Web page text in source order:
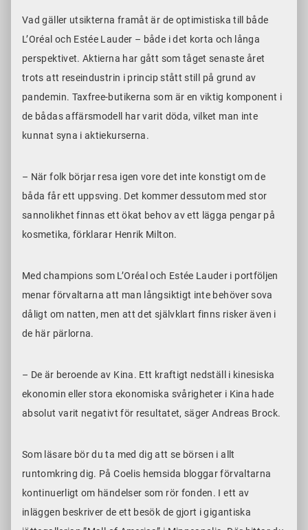
Vad gäller utsikterna framåt är de optimistiska till både
L’Oréal och Estée Lauder – både i det korta och långa
perspektivet. Aktierna har gått som tåget senaste året
trots att reseindustrin i princip stått still på grund av
pandemin. Taxfree-butikerna som är en viktig komponent i
de bådas affärsmodell har varit döda, vilket man inte
kunnat syna i aktiekurserna.
– När folk börjar resa igen vore det inte konstigt om de
båda får ett uppsving. Det kommer dessutom med stor
sannolikhet finnas ett ökat behov av ett lägga pengar på
kosmetika, förklarar Henrik Milton.
Med champions som L’Oréal och Estée Lauder i portföljen
menar förvaltarna att man långsiktigt inte behöver sova
dåligt om natten, men att det självklart finns risker även i
de här pärlorna.
– De är beroende av Kina. Ett kraftigt nedställ i kinesiska
ekonomin eller stora ekonomiska svårigheter i Kina hade
absolut varit negativt för resultatet, säger Andreas Brock.
Som läsare bör du ta med dig att se börsen i allt
runtomkring dig. På Coelis hemsida bloggar förvaltarna
kontinuerligt om händelser som rör fonden. I ett av
inläggen beskriver de ett besök de gjort i gigantiska